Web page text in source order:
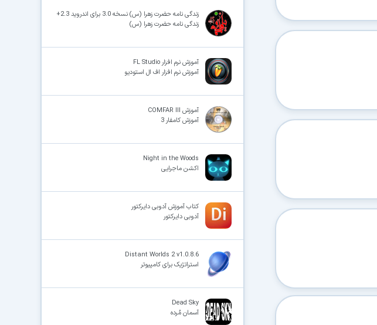
زندگی نامه حضرت زهرا (س) نسخه 3.0 برای اندروید 2.3+
زندگی نامه حضرت زهرا (س)
آموزش نرم افزار FL Studio
آموزش نرم افزار اف ال استودیو
آموزش COMFAR III
آموزش کامفار 3
Night in the Woods
اکشن ماجرایی
کتاب آموزش آدوبی دایرکتور
آدوبی دایرکتور
Distant Worlds 2 v1.0.8.6
استراتژیک برای کامپیوتر
Dead Sky
آسمان مُرده